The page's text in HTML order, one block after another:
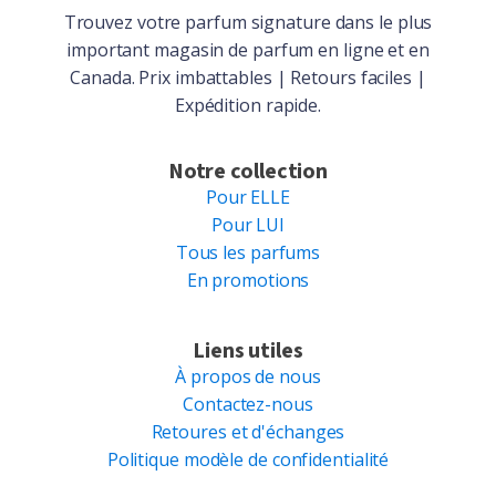
Trouvez votre parfum signature dans le plus
important magasin de parfum en ligne et en
Canada. Prix imbattables | Retours faciles |
Expédition rapide.
Notre collection
Pour ELLE
Pour LUI
Tous les parfums
En promotions
Liens utiles
À propos de nous
Contactez-nous
Retoures et d'échanges
Politique modèle de confidentialité